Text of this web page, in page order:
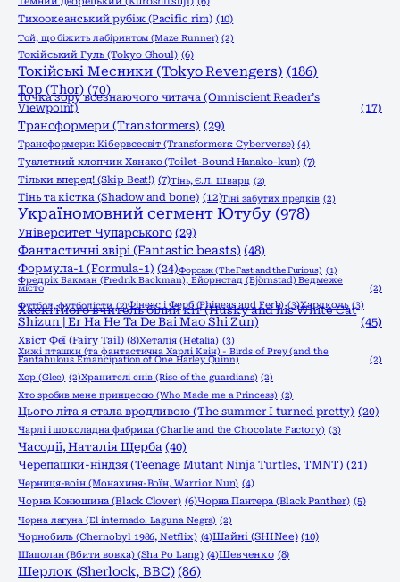
Тихоокеанський рубіж (Pacific rim) (10)
Той, що біжить лабіринтом (Maze Runner) (2)
Токійський Гуль (Tokyo Ghoul) (6)
Токійські Месники (Tokyo Revengers) (186)
Тор (Thor) (70)
Точка зору всезнаючого читача (Omniscient Reader’s
Viewpoint)
(17)
Трансформери (Transformers) (29)
Трансформери: Кібервсесвіт (Transformers: Cyberverse) (4)
Туалетний хлопчик Ханако (Toilet-Bound Hanako-kun) (7)
Тільки вперед! (Skip Beat!) (7)Тінь, Є.Л. Шварц (2)
Тінь та кістка (Shadow and bone) (12)Тіні забутих предків (2)
Україномовний сегмент Ютубу (978)
Університет Чупарського (29)
Фантастичні звірі (Fantastic beasts) (48)
Формула-1 (Formula-1) (24)Форсаж (The Fast and the Furious) (1)
Фредрік Бакман (Fredrik Backman), Бйорнстад (Björnstad) Ведмеже
місто
(2)
Футбол, футболісти (2)Фінеас і Ферб (Phineas and Ferb) (3)Хардколь (3)
Хаскі і його вчитель білий кіт (Husky and his White Cat
Shizun | Er Ha He Ta De Bai Mao Shi Zun)
(45)
Хвіст Феї (Fairy Tail) (8)Хеталія (Hetalia) (3)
Хижі пташки (та фантастична Харлі Квін) - Birds of Prey (and the
Fantabulous Emancipation of One Harley Quinn)
(2)
Хор (Glee) (2)Хранителі снів (Rise of the guardians) (2)
Хто зробив мене принцесою (Who Made me a Princess) (2)
Цього літа я стала вродливою (The summer I turned pretty) (20)
Чарлі і шоколадна фабрика (Charlie and the Chocolate Factory) (3)
Часодії, Наталія Щерба (40)
Черепашки-ніндзя (Teenage Mutant Ninja Turtles, TMNT) (21)
Черниця-воiн (Монахиня-Воïн, Warrior Nun) (4)
Чорна Конюшина (Black Clover) (6)Чорна Пантера (Black Panther) (5)
Чорна лагуна (El internado. Laguna Negra) (2)
Чорнобиль (Chernobyl 1986, Netflix) (4)Шайні (SHINee) (10)
Шаполан (Вбити вовка) (Sha Po Lang) (4)Шевченко (8)
Шерлок (Sherlock, ВВС) (86)